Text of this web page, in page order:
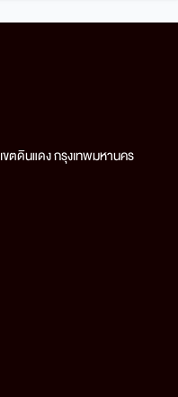
ตดินแดง กรุงเทพมหานคร